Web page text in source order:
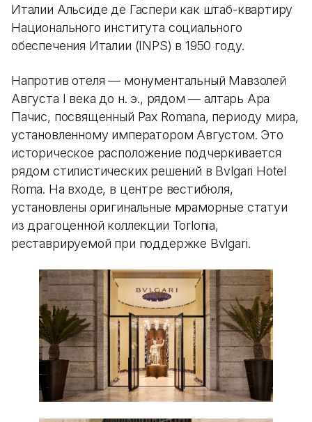
Италии Альсиде де Гаспери как штаб-квартиру
Национального института социального
обеспечения Италии (INPS) в 1950 году.
Напротив отеля — монументальный Мавзолей
Августа I века до н. э., рядом — алтарь Ара
Пачис, посвященный Pax Romana, периоду мира,
установленному императором Августом. Это
историческое расположение подчеркивается
рядом стилистических решений в Bvlgari Hotel
Roma. На входе, в центре вестибюля,
установлены оригинальные мраморные статуи
из драгоценной коллекции Torlonia,
реставрируемой при поддержке Bvlgari.